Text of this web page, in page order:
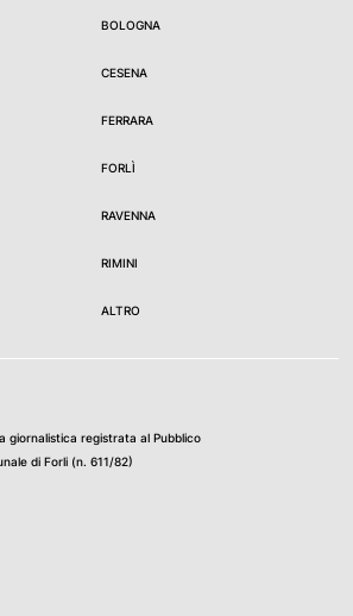
BOLOGNA
CESENA
FERRARA
FORLÌ
RAVENNA
RIMINI
ALTRO
giornalistica registrata al Pubblico
di Forli (n. 611/82)